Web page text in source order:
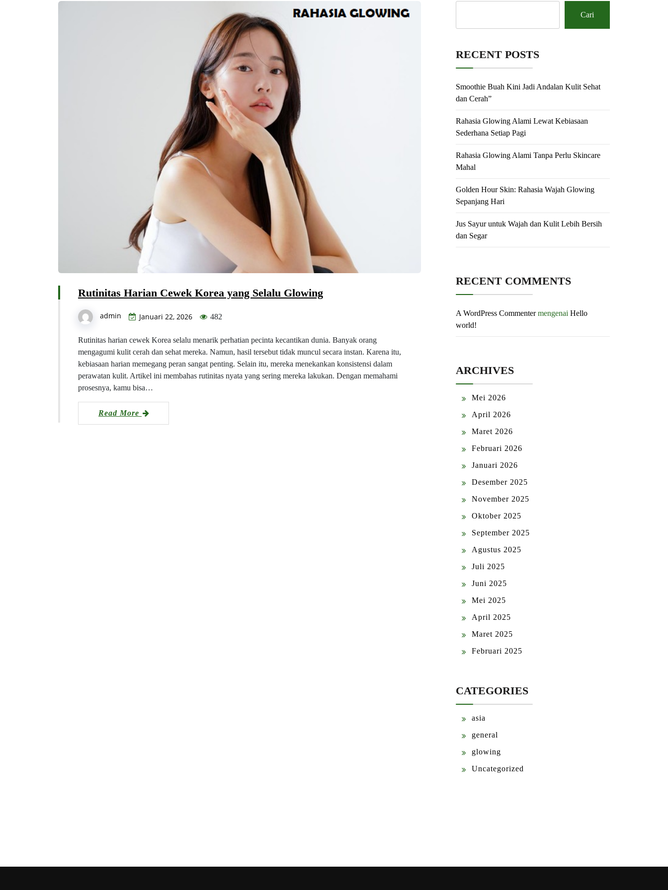
Rutinitas Harian Cewek Korea yang Selalu Glowing
admin Januari 22, 2026 482
Rutinitas harian cewek Korea selalu menarik perhatian pecinta kecantikan dunia. Banyak orang
mengagumi kulit cerah dan sehat mereka. Namun, hasil tersebut tidak muncul secara instan. Karena itu,
kebiasaan harian memegang peran sangat penting. Selain itu, mereka menekankan konsistensi dalam
perawatan kulit. Artikel ini membahas rutinitas nyata yang sering mereka lakukan. Dengan memahami
prosesnya, kamu bisa…
Read More
Cari
RECENT POSTS
Smoothie Buah Kini Jadi Andalan Kulit Sehat
dan Cerah”
Rahasia Glowing Alami Lewat Kebiasaan
Sederhana Setiap Pagi
Rahasia Glowing Alami Tanpa Perlu Skincare
Mahal
Golden Hour Skin: Rahasia Wajah Glowing
Sepanjang Hari
Jus Sayur untuk Wajah dan Kulit Lebih Bersih
dan Segar
RECENT COMMENTS
A WordPress Commentermengenai Hello
world!
ARCHIVES
Mei 2026
April 2026
Maret 2026
Februari 2026
Januari 2026
Desember 2025
November 2025
Oktober 2025
September 2025
Agustus 2025
Juli 2025
Juni 2025
Mei 2025
April 2025
Maret 2025
Februari 2025
CATEGORIES
asia
general
glowing
Uncategorized